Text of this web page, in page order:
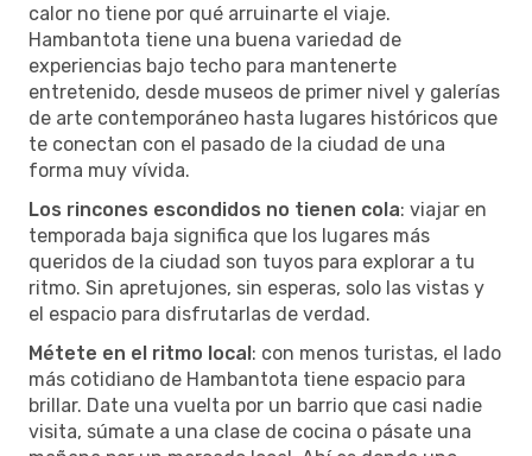
calor no tiene por qué arruinarte el viaje.
Hambantota tiene una buena variedad de
experiencias bajo techo para mantenerte
entretenido, desde museos de primer nivel y galerías
de arte contemporáneo hasta lugares históricos que
te conectan con el pasado de la ciudad de una
forma muy vívida.
Los rincones escondidos no tienen cola: viajar en
temporada baja significa que los lugares más
queridos de la ciudad son tuyos para explorar a tu
ritmo. Sin apretujones, sin esperas, solo las vistas y
el espacio para disfrutarlas de verdad.
Métete en el ritmo local: con menos turistas, el lado
más cotidiano de Hambantota tiene espacio para
brillar. Date una vuelta por un barrio que casi nadie
visita, súmate a una clase de cocina o pásate una